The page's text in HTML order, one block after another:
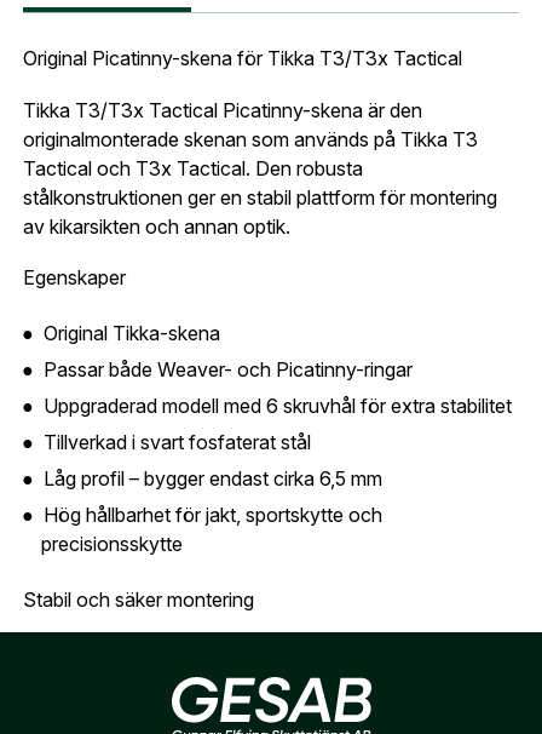
Original Picatinny-skena för Tikka T3/T3x Tactical
Tikka T3/T3x Tactical Picatinny-skena är den
originalmonterade skenan som används på Tikka T3
Tactical och T3x Tactical. Den robusta
stålkonstruktionen ger en stabil plattform för montering
av kikarsikten och annan optik.
Egenskaper
Original Tikka-skena
Passar både Weaver- och Picatinny-ringar
Uppgraderad modell med 6 skruvhål för extra stabilitet
Tillverkad i svart fosfaterat stål
Låg profil – bygger endast cirka 6,5 mm
Hög hållbarhet för jakt, sportskytte och
precisionsskytte
Stabil och säker montering
infästningspunkter ger en mycket stabil montering och
säkerställer att optiken håller sin position även vid
Glömt lösenord?
Skapa konto och handla enklare
Är du företag eller förening?Med ett eget
konto hos oss får du snabbare utcheckning,
översikt över dina beställningar och sparade
uppgifter.
Är du en förening eller ett företag? Kontakta
oss så hjälper vi dig att skapa ett konto.
Postnummer: *
Ort:*
Telefon:*
Land:*
E-post:* (kommer bli ditt användarnamn)
Fyll i din e-post adress nedan så kontaktar vi dig
sortiment.
Picatinnyskena T3x, T3
E-post adress
Jag godkänner att mina uppgifter sparas enligt
Bevaka